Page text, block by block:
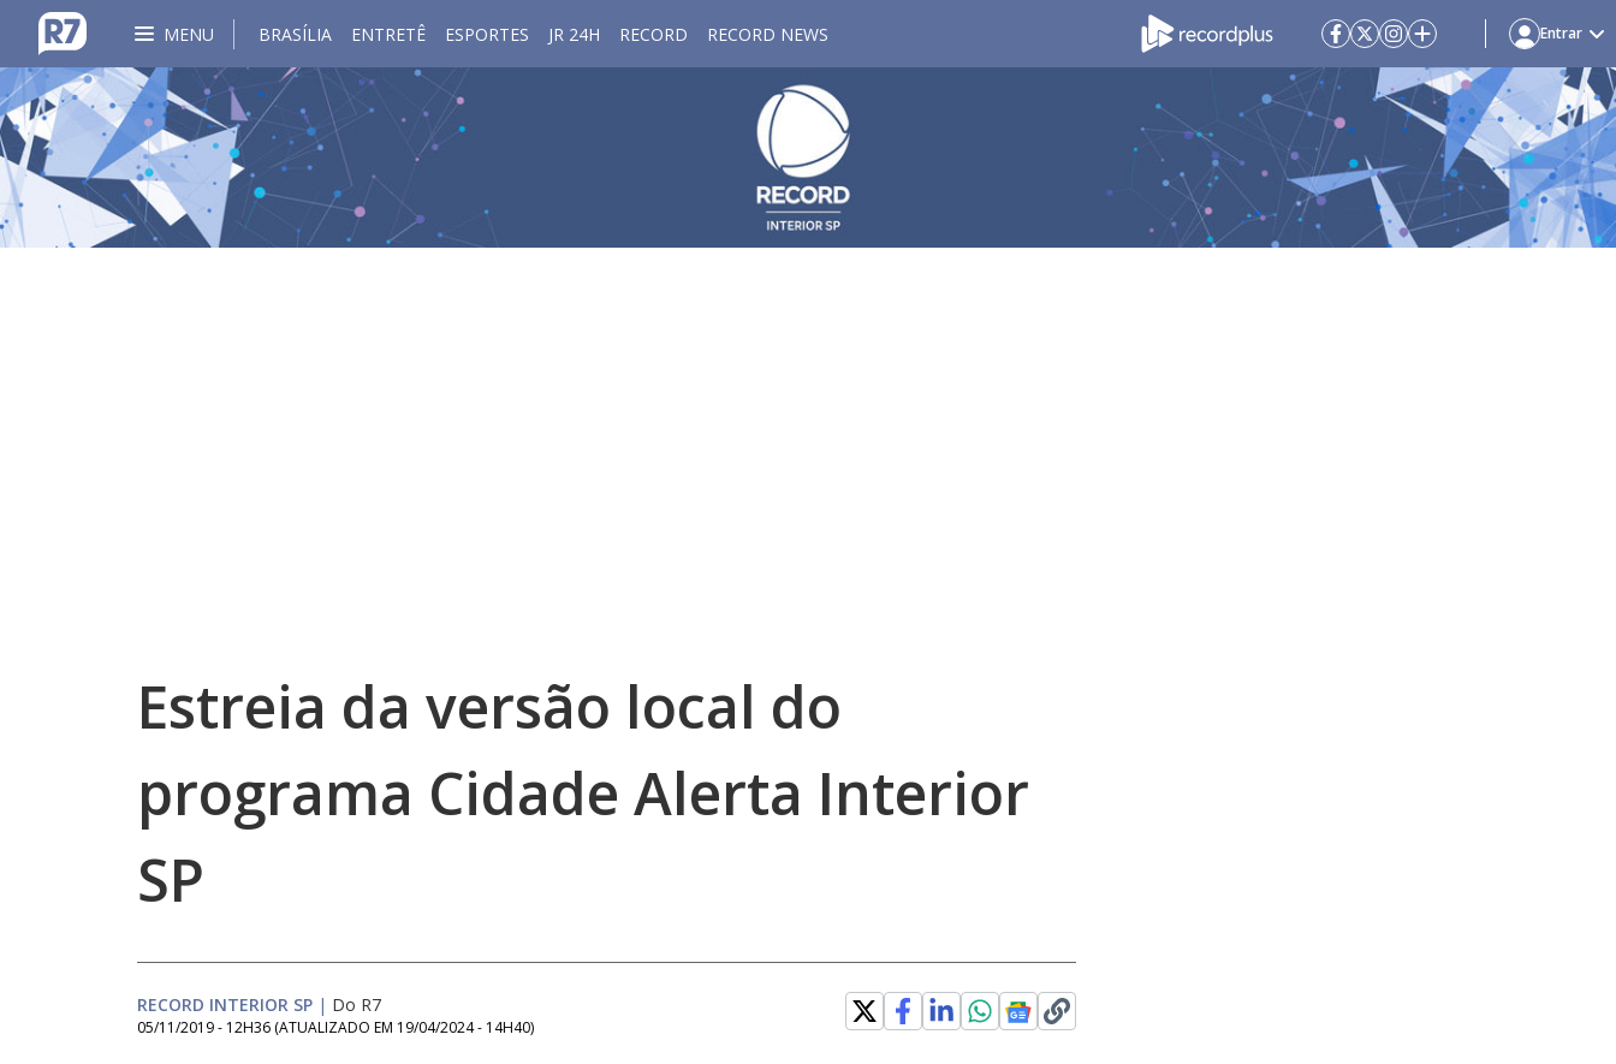
MENU BRASÍLIA ENTRETÊ ESPORTES JR 24H RECORD RECORD NEWS Entrar
Estreia da versão local do
programa Cidade Alerta Interior
SP
RECORD INTERIOR SP | Do R7
05/11/2019 - 12H36 (ATUALIZADO EM 19/04/2024 - 14H40)